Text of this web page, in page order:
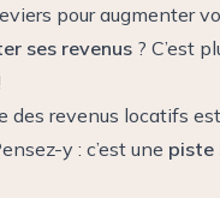
pour augmenter
ses revenus ? C’est
des revenus locatifs
y : c’est une piste